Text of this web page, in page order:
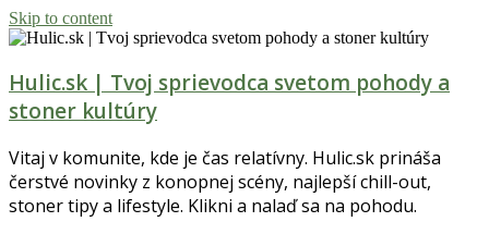
Skip to content
Hulic.sk | Tvoj sprievodca svetom pohody a
stoner kultúry
Vitaj v komunite, kde je čas relatívny. Hulic.sk prináša
čerstvé novinky z konopnej scény, najlepší chill-out,
stoner tipy a lifestyle. Klikni a nalaď sa na pohodu.